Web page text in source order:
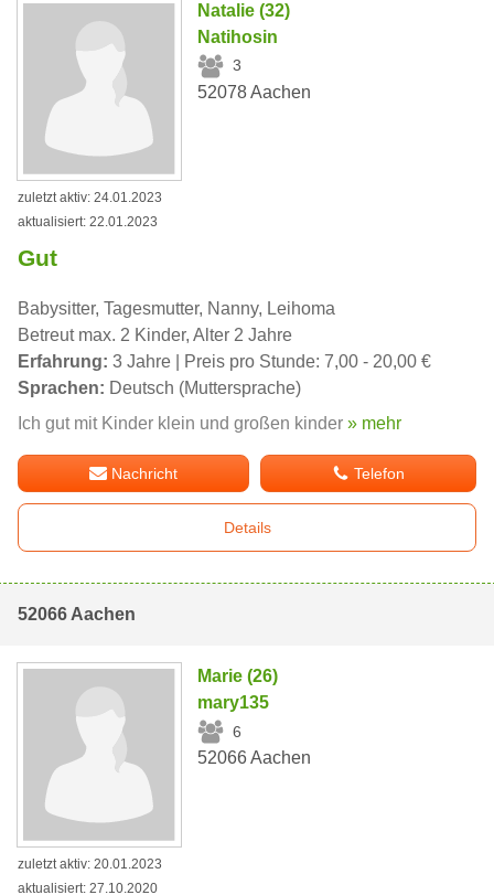
Natalie (32)
Natihosin
3
52078 Aachen
zuletzt aktiv: 24.01.2023
aktualisiert: 22.01.2023
Gut
Babysitter, Tagesmutter, Nanny, Leihoma
Betreut max. 2 Kinder, Alter 2 Jahre
Erfahrung: 3 Jahre | Preis pro Stunde: 7,00 - 20,00 €
Sprachen: Deutsch (Muttersprache)
Ich gut mit Kinder klein und großen kinder » mehr
Nachricht Telefon
Details
52066 Aachen
Marie (26)
mary135
6
52066 Aachen
zuletzt aktiv: 20.01.2023
aktualisiert: 27.10.2020